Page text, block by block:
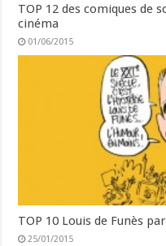
TOP 12 des comiques de
cinéma
01/06/2015
TOP 10 Louis de Funès
25/01/2015